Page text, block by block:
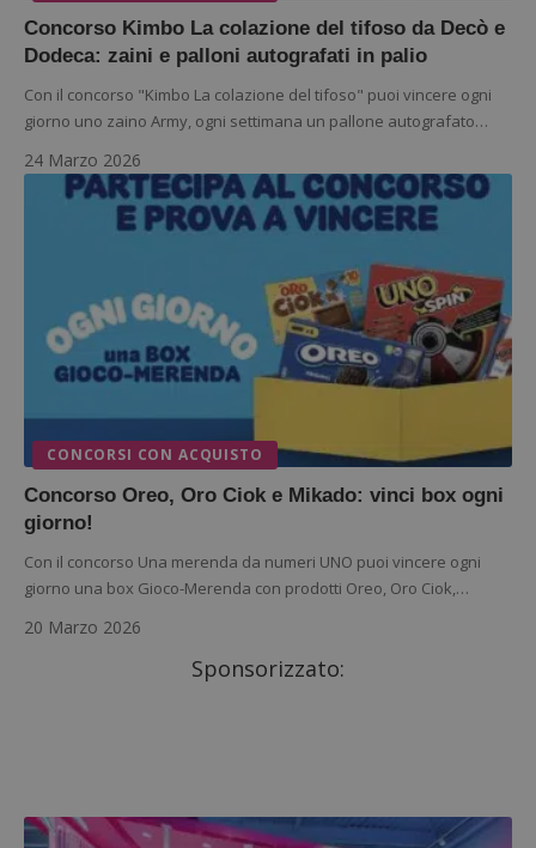
Concorso Kimbo La colazione del tifoso da Decò e
Dodeca: zaini e palloni autografati in palio
Con il concorso "Kimbo La colazione del tifoso" puoi vincere ogni
giorno uno zaino Army, ogni settimana un pallone autografato…
24 Marzo 2026
CONCORSI CON ACQUISTO
Concorso Oreo, Oro Ciok e Mikado: vinci box ogni
giorno!
Con il concorso Una merenda da numeri UNO puoi vincere ogni
giorno una box Gioco-Merenda con prodotti Oreo, Oro Ciok,…
20 Marzo 2026
Sponsorizzato: